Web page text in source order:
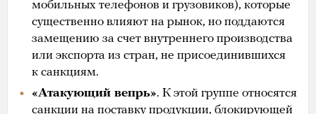
мобильных телефонов и грузовиков), которые
существенно влияют на рынок, но поддаются
замещению за счет внутреннего производства
или экспорта из стран, не присоединившихся
к санкциям.
«Атакующий вепрь». К этой группе относятся
санкции на поставку продукции, блокирующей